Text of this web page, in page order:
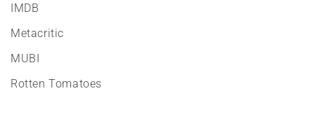
IMDB
Metacritic
MUBI
Rotten Tomatoes